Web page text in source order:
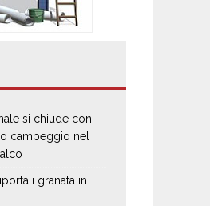
si chiude con
campeggio nel
i granata in